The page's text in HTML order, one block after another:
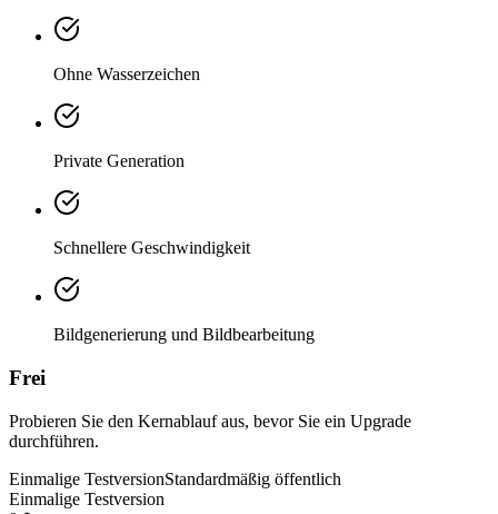
Ohne Wasserzeichen
Private Generation
Schnellere Geschwindigkeit
Bildgenerierung und Bildbearbeitung
Frei
Probieren Sie den Kernablauf aus, bevor Sie ein Upgrade
durchführen.
Einmalige TestversionStandardmäßig öffentlich
Einmalige Testversion